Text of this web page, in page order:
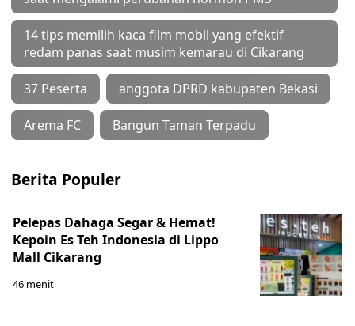
14 tips memilih kaca film mobil yang efektif
redam panas saat musim kemarau di Cikarang
37 Peserta anggota DPRD kabupaten Bekasi
Arema FC Bangun Taman Terpadu
Berita Populer
Pelepas Dahaga Segar & Hemat!
Kepoin Es Teh Indonesia di Lippo
Mall Cikarang
46 menit